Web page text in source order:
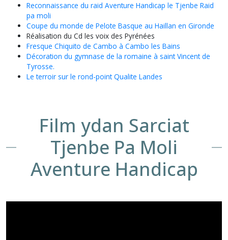
Reconnaissance du raid Aventure Handicap le Tjenbe Raid
pa moli
Coupe du monde de Pelote Basque au Haillan en Gironde
Réalisation du Cd les voix des Pyrénées
Fresque Chiquito de Cambo à Cambo les Bains
Décoration du gymnase de la romaine à saint Vincent de
Tyrosse.
Le terroir sur le rond-point Qualite Landes
Film ydan Sarciat
Tjenbe Pa Moli
Aventure Handicap